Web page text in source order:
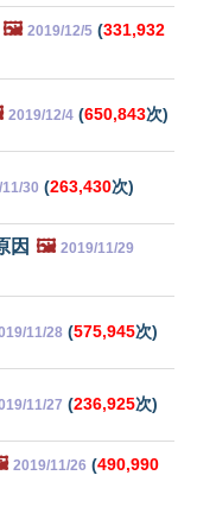
🖼️ 2019/12/5 (331,932
2019/12/4 (650,843次)
30 (263,430次)
因 🖼️ 2019/11/29
11/28 (575,945次)
11/27 (236,925次)
2019/11/26 (490,990